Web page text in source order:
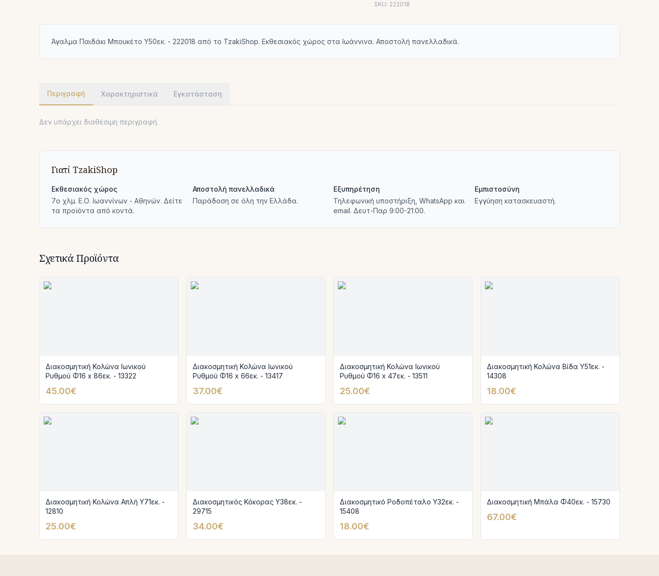
SKU: 222018
Άγαλμα Παιδάκι Μπουκέτο Υ50εκ. - 222018 από το TzakiShop. Εκθεσιακός χώρος στα Ιωάννινα. Αποστολή πανελλαδικά.
Περιγραφή Χαρακτηριστικά Εγκατάσταση
Δεν υπάρχει διαθέσιμη περιγραφή.
Γιατί TzakiShop
Εκθεσιακός χώρος
7ο χλμ. Ε.Ο. Ιωαννίνων - Αθηνών. Δείτε
τα προϊόντα από κοντά.
Αποστολή πανελλαδικά
Παράδοση σε όλη την Ελλάδα.
Εξυπηρέτηση
Τηλεφωνική υποστήριξη, WhatsApp και
email. Δευτ-Παρ 9:00-21:00.
Εμπιστοσύνη
Εγγύηση κατασκευαστή.
Σχετικά Προϊόντα
Διακοσμητική Κολώνα Ιωνικού
Ρυθμού Φ16 x 86εκ. - 13322
45.00€
Διακοσμητική Κολώνα Ιωνικού
Ρυθμού Φ16 x 66εκ. - 13417
37.00€
Διακοσμητική Κολώνα Ιωνικού
Ρυθμού Φ16 x 47εκ. - 13511
25.00€
Διακοσμητική Κολώνα Βίδα Υ51εκ. -
14308
18.00€
Διακοσμητική Κολώνα Απλή Υ71εκ. -
12810
25.00€
Διακοσμητικός Κόκορας Υ38εκ. -
29715
34.00€
Διακοσμητικό Ροδοπέταλο Υ32εκ. -
15408
18.00€
Διακοσμητική Μπάλα Φ40εκ. - 15730
67.00€